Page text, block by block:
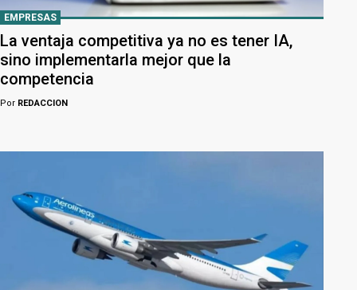
EMPRESAS
La ventaja competitiva ya no es tener IA,
sino implementarla mejor que la
competencia
Por REDACCION